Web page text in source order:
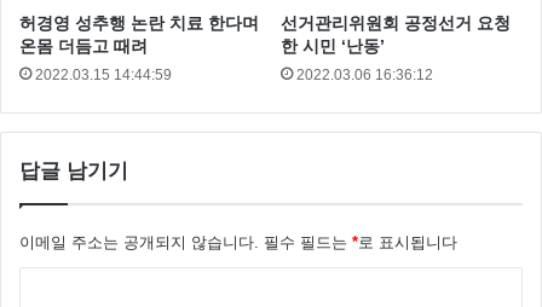
허경영 성추행 논란 치료 한다며
온몸 더듬고 때려
2022.03.15 14:44:59
선거관리위원회 공정선거 요청
한 시민 ‘난동’
2022.03.06 16:36:12
답글 남기기
이메일 주소는 공개되지 않습니다. 필수 필드는 *로 표시됩니다